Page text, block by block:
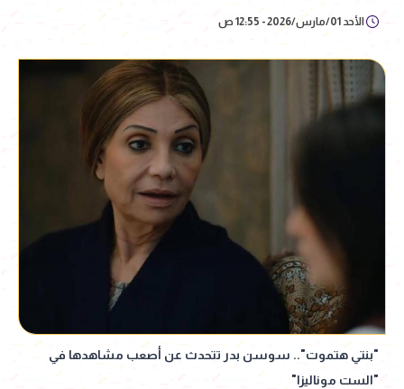
الأحد 01/مارس/2026 - 12:55 ص
"بنتي هتموت".. سوسن بدر تتحدث عن أصعب مشاهدها في
"الست موناليزا"